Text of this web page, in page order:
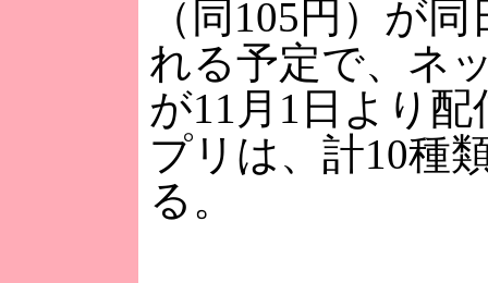
（同105円）が
れる予定で、ネ
が11月1日より
プリは、計10種
る。